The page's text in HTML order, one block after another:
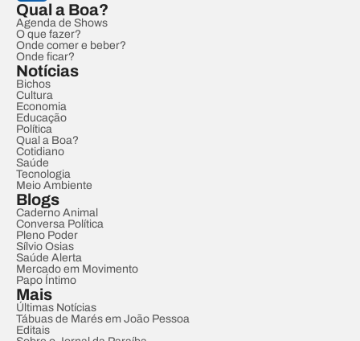
Qual a Boa?
Agenda de Shows
O que fazer?
Onde comer e beber?
Onde ficar?
Notícias
Bichos
Cultura
Economia
Educação
Política
Qual a Boa?
Cotidiano
Saúde
Tecnologia
Meio Ambiente
Blogs
Caderno Animal
Conversa Política
Pleno Poder
Sílvio Osias
Saúde Alerta
Mercado em Movimento
Papo Íntimo
Mais
Últimas Notícias
Tábuas de Marés em João Pessoa
Editais